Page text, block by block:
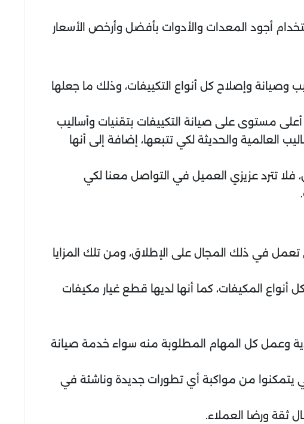
أجود المعدات والأدوات بأفضل وأرخص الأسعار
وإصلاح كل أنواع التكييفات، وذلك ما جعلها
مستوى على صيانة التكييفات بتقنيات وأساليب
العالمية والحديثة لكي تتبعها، إضافة إلى أنها
فلا تترد عزيزي العميل في التواصل معنا لكي
في ذلك المجال على الإطلاق، ومن تلك المزايا
المكيفات، كما أنها لديها قطع غيار مكيفات
وعمل كل المهام المطلوبة منه سواء خدمة صيانة
يتمكنوا من مواكبة أي تطورات جديدة وناشئة في
ثقة ورضا العملاء.